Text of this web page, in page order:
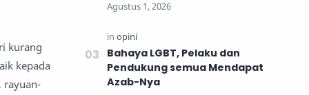
kurang
kepada
rayuan-
Bahaya LGBT, Pelaku dan
Pendukung semua Mendapat
Azab-Nya